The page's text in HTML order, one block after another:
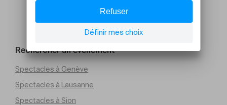
Rechercher un évènement
Spectacles à Genève
Spectacles à Lausanne
Spectacles à Sion